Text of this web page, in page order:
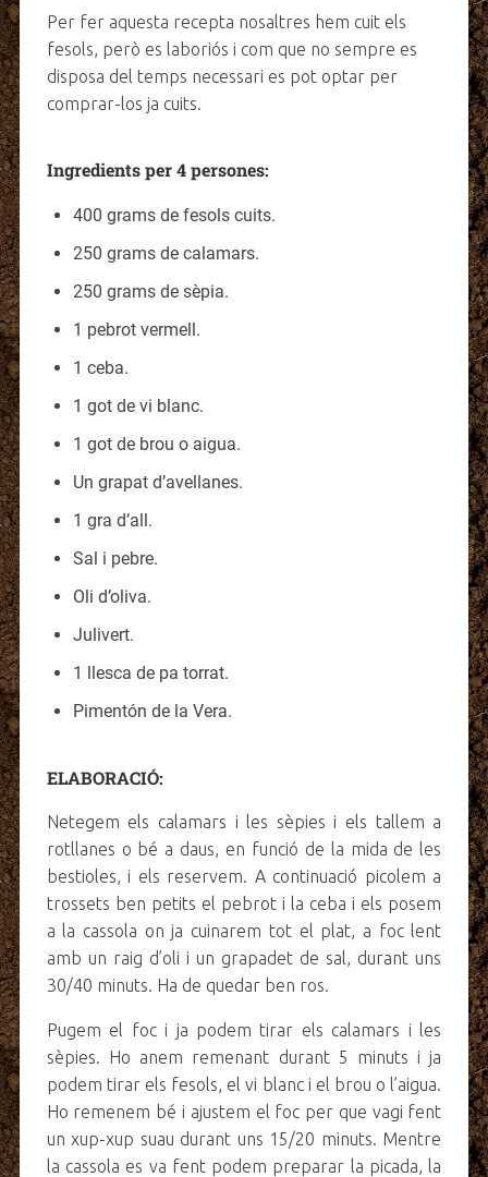
Per fer aquesta recepta nosaltres hem cuit els
fesols, però es laboriós i com que no sempre es
disposa del temps necessari es pot optar per
comprar-los ja cuits.
Ingredients per 4 persones:
400 grams de fesols cuits.
250 grams de calamars.
250 grams de sèpia.
1 pebrot vermell.
1 ceba.
1 got de vi blanc.
1 got de brou o aigua.
Un grapat d’avellanes.
1 gra d’all.
Sal i pebre.
Oli d’oliva.
Julivert.
1 llesca de pa torrat.
Pimentón de la Vera.
ELABORACIÓ:
Netegem els calamars i les sèpies i els tallem a
rotllanes o bé a daus, en funció de la mida de les
bestioles, i els reservem. A continuació picolem a
trossets ben petits el pebrot i la ceba i els posem
a la cassola on ja cuinarem tot el plat, a foc lent
amb un raig d’oli i un grapadet de sal, durant uns
30/40 minuts. Ha de quedar ben ros.
Pugem el foc i ja podem tirar els calamars i les
sèpies. Ho anem remenant durant 5 minuts i ja
podem tirar els fesols, el vi blanc i el brou o l’aigua.
Ho remenem bé i ajustem el foc per que vagi fent
un xup-xup suau durant uns 15/20 minuts. Mentre
la cassola es va fent podem preparar la picada, la